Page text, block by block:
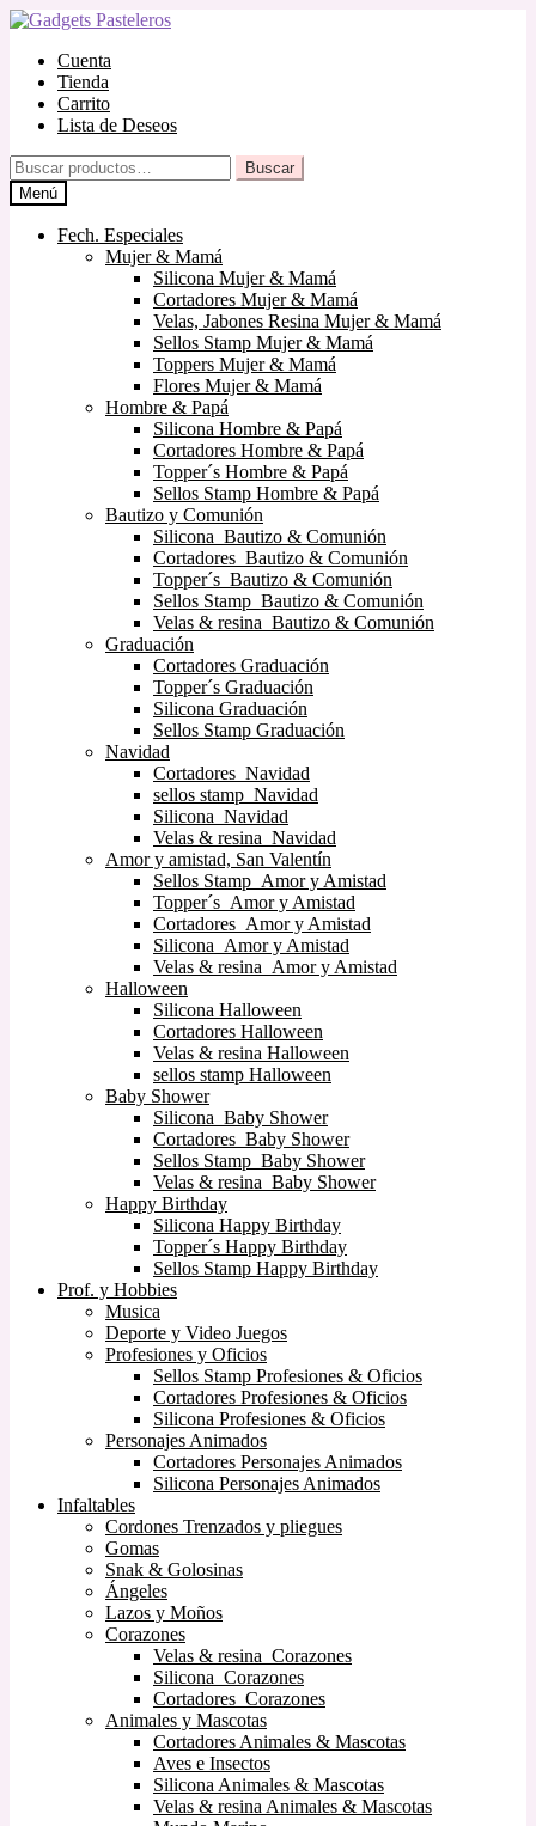
Ir
navegación
Ir
contenidoCuenta
Tienda
Carrito
Lista de Deseos
Buscar
por:
Buscar
Menú
Fech. Especiales
Mujer & Mamá
Silicona Mujer & Mamá
Cortadores Mujer & Mamá
Velas, Jabones Resina Mujer & Mamá
Sellos Stamp Mujer & Mamá
Toppers Mujer & Mamá
Flores Mujer & Mamá
Hombre & Papá
Silicona Hombre & Papá
Cortadores Hombre & Papá
Topper´s Hombre & Papá
Sellos Stamp Hombre & Papá
Bautizo y Comunión
Silicona Bautizo & Comunión
Cortadores Bautizo & Comunión
Topper´s Bautizo & Comunión
Sellos Stamp Bautizo & Comunión
Velas & resina Bautizo & Comunión
Graduación
Cortadores Graduación
Topper´s Graduación
Silicona Graduación
Sellos Stamp Graduación
Navidad
Cortadores Navidad
sellos stamp Navidad
Silicona Navidad
Velas & resina Navidad
Amor y amistad, San Valentín
Sellos Stamp Amor y Amistad
Topper´s Amor y Amistad
Cortadores Amor y Amistad
Silicona Amor y Amistad
Velas & resina Amor y Amistad
Halloween
Silicona Halloween
Cortadores Halloween
Velas & resina Halloween
sellos stamp Halloween
Baby Shower
Silicona Baby Shower
Cortadores Baby Shower
Sellos Stamp Baby Shower
Velas & resina Baby Shower
Happy Birthday
Silicona Happy Birthday
Topper´s Happy Birthday
Sellos Stamp Happy Birthday
Prof. y Hobbies
Musica
Deporte y Video Juegos
Profesiones y Oficios
Sellos Stamp Profesiones & Oficios
Cortadores Profesiones & Oficios
Silicona Profesiones & Oficios
Personajes Animados
Cortadores Personajes Animados
Silicona Personajes Animados
Infaltables
Cordones Trenzados y pliegues
Gomas
Snak & Golosinas
Ángeles
Lazos y Moños
Corazones
Velas & resina Corazones
Silicona Corazones
Cortadores Corazones
Animales y Mascotas
Cortadores Animales & Mascotas
Aves e Insectos
Silicona Animales & Mascotas
Velas & resina Animales & Mascotas